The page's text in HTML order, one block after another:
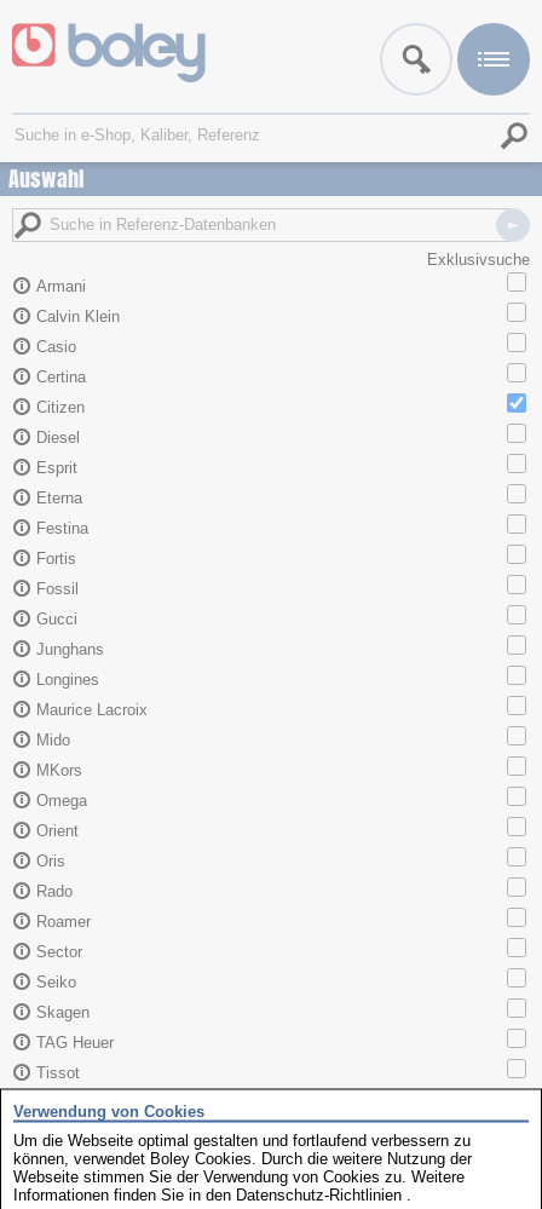
Auswahl
Exklusivsuche
Armani
Calvin Klein
Casio
Certina
Citizen
Diesel
Esprit
Eterna
Festina
Fortis
Fossil
Gucci
Junghans
Longines
Maurice Lacroix
Mido
MKors
Omega
Orient
Oris
Rado
Roamer
Sector
Seiko
Skagen
TAG Heuer
Tissot
Zenith
Citizen 4-212738
Verwendung von Cookies
Um die Webseite optimal gestalten und fortlaufend verbessern zu
können, verwendet Boley Cookies. Durch die weitere Nutzung der
Webseite stimmen Sie der Verwendung von Cookies zu. Weitere
Informationen finden Sie in den Datenschutz-Richtlinien